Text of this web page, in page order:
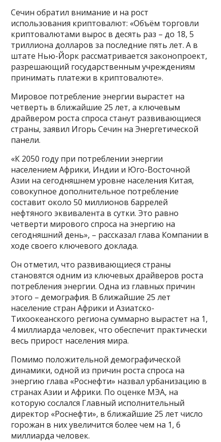
Сечин обратил внимание и на рост
использования криптовалют: «Объём торговли
криптовалютами вырос в десять раз – до 18, 5
триллиона долларов за последние пять лет. А в
штате Нью-Йорк рассматривается законопроект,
разрешающий государственным учреждениям
принимать платежи в криптовалюте».
Мировое потребление энергии вырастет на
четверть в ближайшие 25 лет, а ключевым
драйвером роста спроса станут развивающиеся
страны, заявил Игорь Сечин на Энергетической
панели.
«К 2050 году при потреблении энергии
населением Африки, Индии и Юго-Восточной
Азии на сегодняшнем уровне населения Китая,
совокупное дополнительное потребление
составит около 50 миллионов баррелей
нефтяного эквивалента в сутки. Это равно
четверти мирового спроса на энергию на
сегодняшний день», – рассказал глава Компании в
ходе своего ключевого доклада.
Он отметил, что развивающиеся страны
становятся одним из ключевых драйверов роста
потребления энергии. Одна из главных причин
этого – демография. В ближайшие 25 лет
население стран Африки и Азиатско-
Тихоокеанского региона суммарно вырастет на 1,
4 миллиарда человек, что обеспечит практически
весь прирост населения мира.
Помимо положительной демографической
динамики, одной из причин роста спроса на
энергию глава «Роснефти» назвал урбанизацию в
странах Азии и Африки. По оценке МЭА, на
которую сослался Главный исполнительный
директор «Роснефти», в ближайшие 25 лет число
горожан в них увеличится более чем на 1, 6
миллиарда человек.